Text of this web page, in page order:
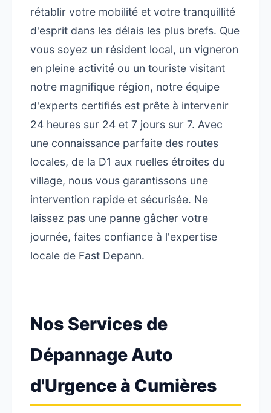
rétablir votre mobilité et votre tranquillité
d'esprit dans les délais les plus brefs. Que
vous soyez un résident local, un vigneron
en pleine activité ou un touriste visitant
notre magnifique région, notre équipe
d'experts certifiés est prête à intervenir
24 heures sur 24 et 7 jours sur 7. Avec
une connaissance parfaite des routes
locales, de la D1 aux ruelles étroites du
village, nous vous garantissons une
intervention rapide et sécurisée. Ne
laissez pas une panne gâcher votre
journée, faites confiance à l'expertise
locale de Fast Depann.
Nos Services de
Dépannage Auto
d'Urgence à Cumières